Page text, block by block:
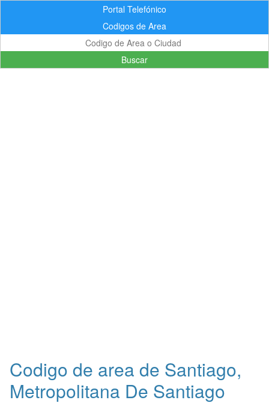
Portal Telefónico
Codigos de Area
Buscar
Codigo de area de Santiago,
Metropolitana De Santiago